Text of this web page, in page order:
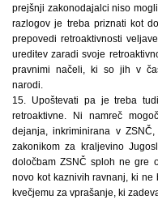
prejšnji zakonodajalci niso
razlogov je treba priznati kot
prepovedi retroaktivnosti
ureditev zaradi svoje
pravnimi načeli, ki so jih v
narodi.
15. Upoštevati pa je treba
retroaktivne. Ni namreč
dejanja, inkriminirana v
zakonikom za kraljevino
določbam ZSNČ sploh ne gre
novo kot kaznivih ravnanj, ki
kvečjemu za vprašanje, ki